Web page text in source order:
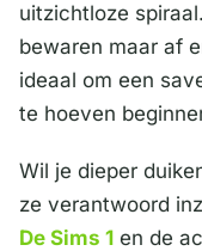
uitzichtloze
bewaren maar af
ideaal om een
te hoeven
Wil je dieper
ze verantwoord
De Sims 1 en de